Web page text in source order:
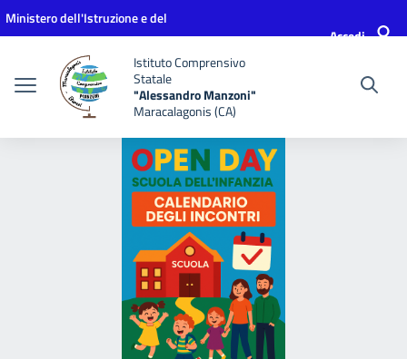
Vai ai contenuti
Vai al menu di navigazione
Vai al footer
Ministero dell'Istruzione e del
Accedi
Istituto Comprensivo
Statale
"Alessandro Manzoni"
Maracalagonis (CA)